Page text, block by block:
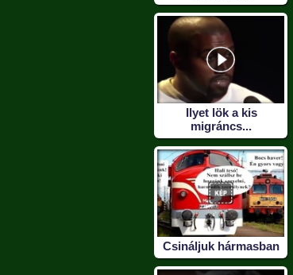
Ilyet lök a kis
migráncs...
Csináljuk hármasban
Kaját hoztál? :)
A